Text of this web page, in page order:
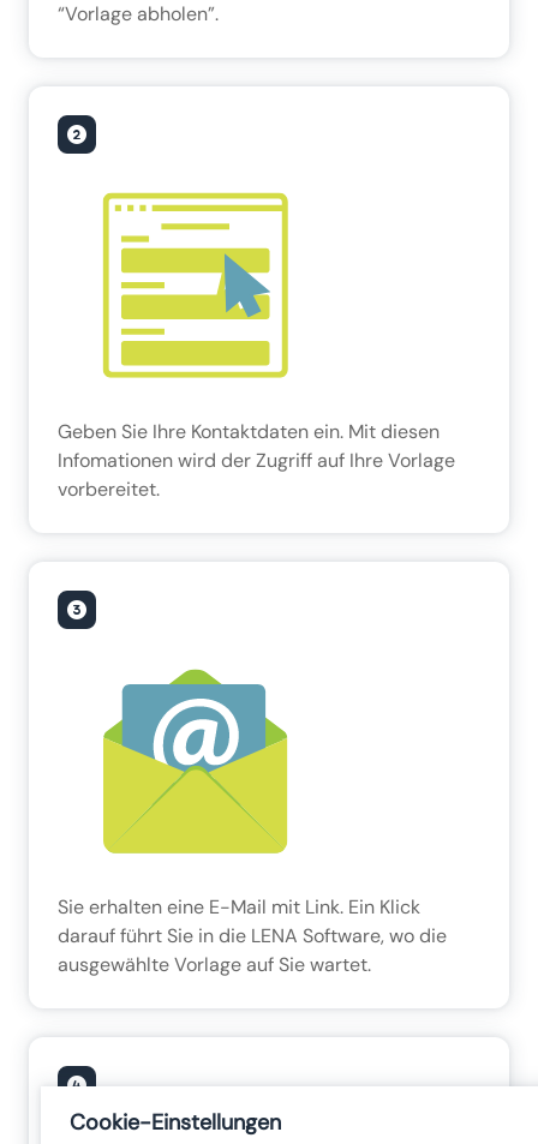
“Vorlage abholen”.
Geben Sie Ihre Kontaktdaten ein. Mit diesen
Infomationen wird der Zugriff auf Ihre Vorlage
vorbereitet.
Sie erhalten eine E-Mail mit Link. Ein Klick
darauf führt Sie in die LENA Software, wo die
ausgewählte Vorlage auf Sie wartet.
Cookie-Einstellungen